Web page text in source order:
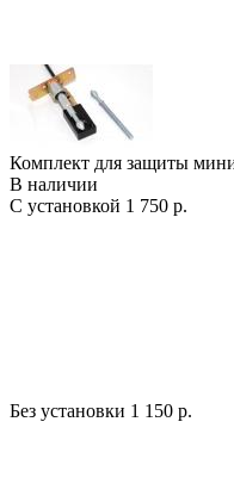
Комплект для защиты
В наличии
С установкой 1 750 р.
Без установки 1 150 р.